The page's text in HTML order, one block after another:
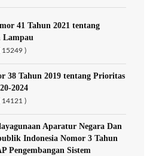
41 Tahun 2021 tentang
Lampau
15249 )
38 Tahun 2019 tentang Prioritas
2024
14121 )
Aparatur Negara Dan
Indonesia Nomor 3 Tahun
Pengembangan Sistem